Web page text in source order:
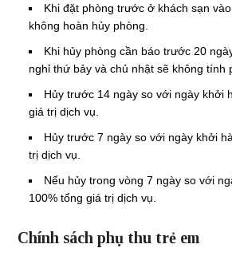
Khi đặt phòng trước ở khách sạn
không hoàn hủy phòng.
Khi hủy phòng cần báo trước 20
nghỉ thứ bảy và chủ nhật sẽ không tính
Hủy trước 14 ngày so với ngày khởi
giá trị dịch vụ.
Hủy trước 7 ngày so với ngày khởi
trị dịch vụ.
Nếu hủy trong vòng 7 ngày so với
100% tổng giá trị dịch vụ.
Chính sách phụ thu trẻ em